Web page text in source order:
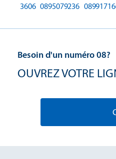
3606 0895079236
Besoin d'un numéro 08?
OUVREZ VOTRE